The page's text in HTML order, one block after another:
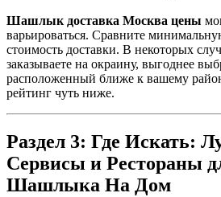
Шашлык доставка Москва цены
варьироваться. Сравните
стоимость доставки. В некоторых
заказываете на окраину, выгоднее
расположенный ближе к вашему
рейтинг чуть ниже.
Раздел 3: Где Искать:
Сервисы и Рестораны
Шашлыка На Дом